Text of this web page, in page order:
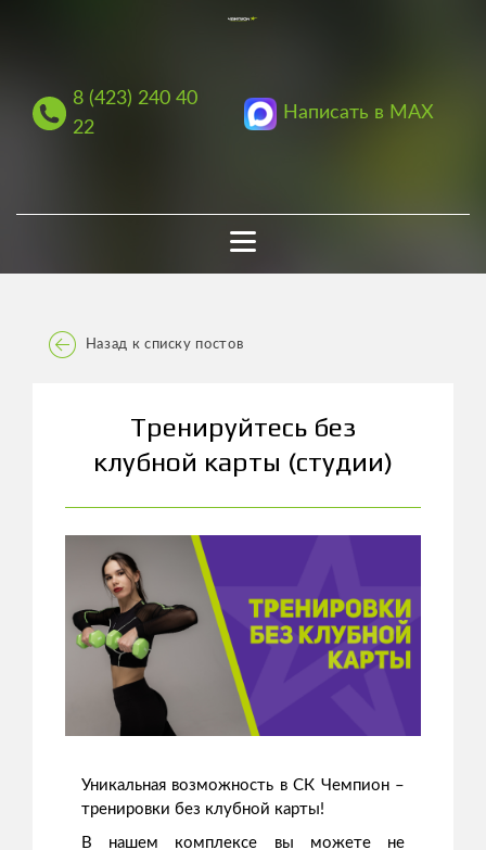
8 (423) 240 40
22
Написать в MAX
Назад к списку постов
Тренируйтесь без
клубной карты (студии)
Уникальная возможность в СК Чемпион –
тренировки без клубной карты!
В нашем комплексе вы можете не